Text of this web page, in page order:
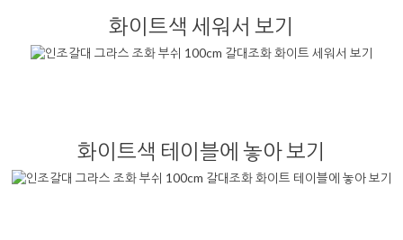
화이트색 세워서 보기
화이트색 테이블에 놓아 보기